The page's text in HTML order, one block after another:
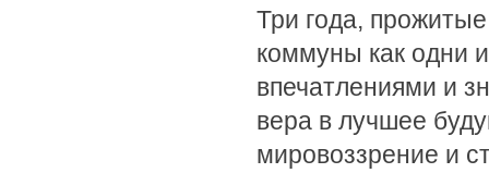
Три года,
коммуны как одни
впечатлениями и
вера в лучшее
мировоззрение и